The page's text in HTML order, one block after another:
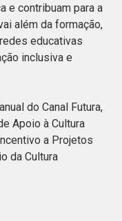
e contribuam para a
além da formação,
educativas
inclusiva e
do Canal Futura,
Apoio à Cultura
a Projetos
da Cultura